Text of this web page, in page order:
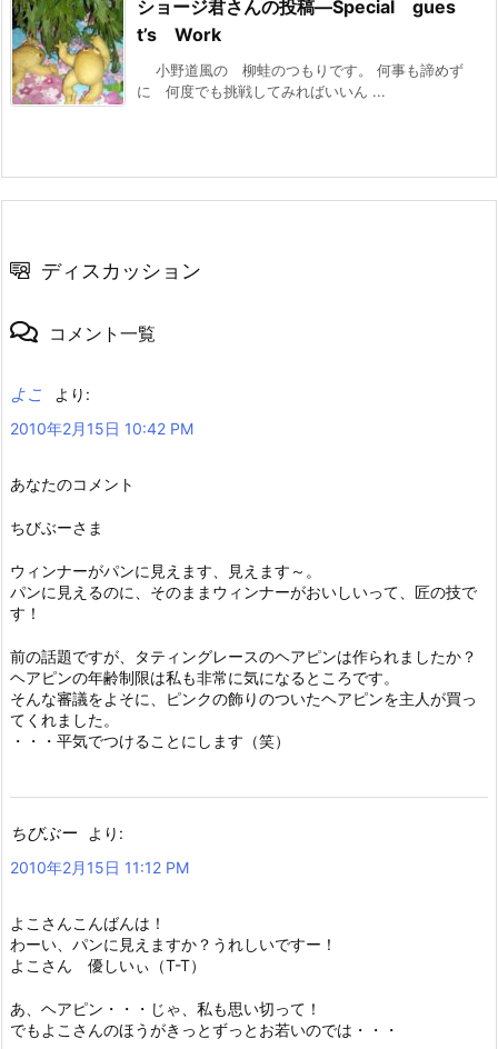
ショージ君さんの投稿—Special gues
t’s Work
小野道風の 柳蛙のつもりです。 何事も諦めず
に 何度でも挑戦してみればいいん ...
ディスカッション
コメント一覧
よこ
より:
2010年2月15日 10:42 PM
あなたのコメント
ちびぶーさま
ウィンナーがパンに見えます、見えます～。
パンに見えるのに、そのままウィンナーがおいしいって、匠の技で
す！
前の話題ですが、タティングレースのヘアピンは作られましたか？
ヘアピンの年齢制限は私も非常に気になるところです。
そんな審議をよそに、ピンクの飾りのついたヘアピンを主人が買っ
てくれました。
・・・平気でつけることにします（笑）
ちびぶー
より:
2010年2月15日 11:12 PM
よこさんこんばんは！
わーい、パンに見えますか？うれしいですー！
よこさん 優しいぃ（T-T）
あ、ヘアピン・・・じゃ、私も思い切って！
でもよこさんのほうがきっとずっとお若いのでは・・・